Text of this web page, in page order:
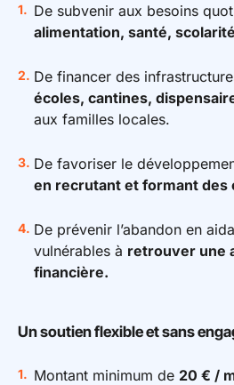
De subvenir aux besoins
alimentation, santé,
De financer des
écoles, cantines,
aux familles locales.
De favoriser le
en recrutant et formant des
De prévenir l’abandon en
vulnérables à retrouver une
financière.
Un soutien flexible et sans
Montant minimum de 20 € /